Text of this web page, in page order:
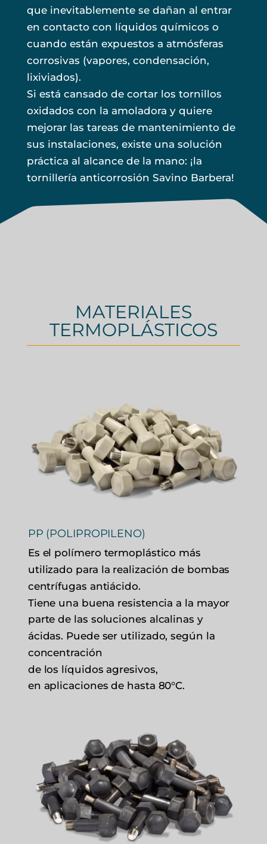
que inevitablemente se dañan al entrar
en contacto con líquidos químicos o
cuando están expuestos a atmósferas
corrosivas (vapores, condensación,
lixiviados).
Si está cansado de cortar los tornillos
oxidados con la amoladora y quiere
mejorar las tareas de mantenimiento de
sus instalaciones, existe una solución
práctica al alcance de la mano: ¡la
tornillería anticorrosión Savino Barbera!
MATERIALES
TERMOPLÁSTICOS
PP (POLIPROPILENO)
Es el polímero termoplástico más
utilizado para la realización de bombas
centrífugas antiácido.
Tiene una buena resistencia a la mayor
parte de las soluciones alcalinas y
ácidas. Puede ser utilizado, según la
concentración
de los líquidos agresivos,
en aplicaciones de hasta 80°C.